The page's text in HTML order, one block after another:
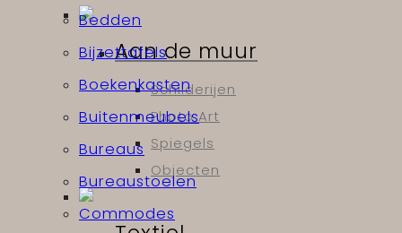
Aan de muur
Schilderijen
Photo Art
Spiegels
Objecten
Bedden
Bijzettafels
Boekenkasten
Buitenmeubels
Bureaus
Bureaustoelen
Commodes